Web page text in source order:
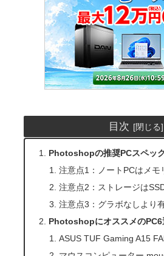
目次
Photoshopの推奨PCスペッ
注意点1：ノートPCはメモ
注意点2：ストレージは
注意点3：グラボなしより
PhotoshopにオススメのPC6
ASUS TUF Gaming A15